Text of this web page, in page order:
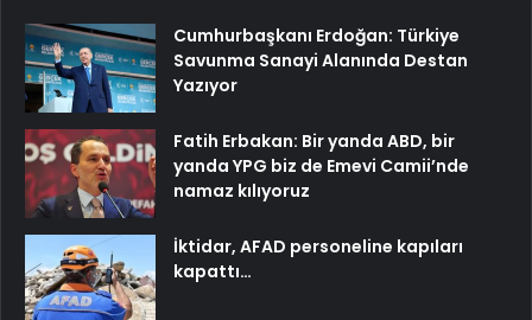
Cumhurbaşkanı Erdoğan: Türkiye
Savunma Sanayi Alanında Destan
Yazıyor
Fatih Erbakan: Bir yanda ABD, bir
yanda YPG biz de Emevi Camii’nde
namaz kılıyoruz
İktidar, AFAD personeline kapıları
kapattı…